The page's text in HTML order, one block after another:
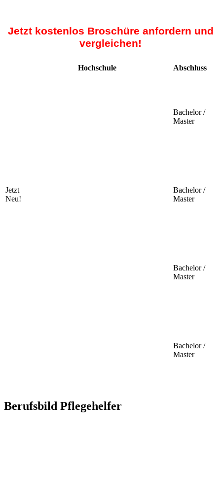
Jetzt kostenlos Broschüre anfordern und
vergleichen!
Hochschule Abschluss
Bachelor /
Master
Jetzt
Neu!
Bachelor /
Master
Bachelor /
Master
Bachelor /
Master
Berufsbild Pflegehelfer